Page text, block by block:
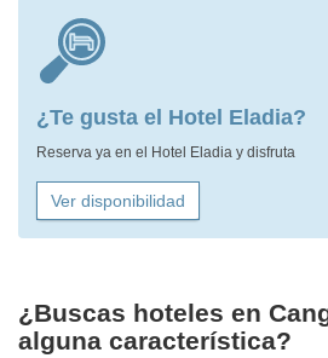
¿Te gusta el Hotel Eladia?
Reserva ya en el Hotel Eladia y disfruta
Ver disponibilidad
¿Buscas hoteles en
alguna característica?